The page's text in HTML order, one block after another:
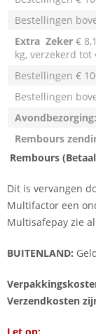
Bestellingen
Extra Zeker €
kg, verzekerd tot
Bestellingen €
Bestellingen
Avondbezorging:
Rembours
Rembours
Dit is vervangen
Multifactor een
Multisafepay zie
BUITENLAND:
Verzendkosten